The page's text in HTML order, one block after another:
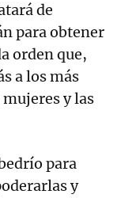
de
para obtener
orden que,
a los más
y las
para
y